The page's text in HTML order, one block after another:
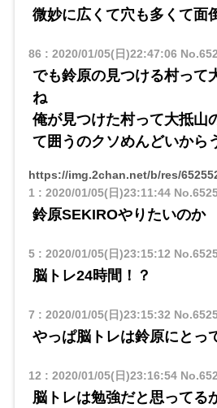
微妙に広くて穴も多くて面
86 : 2020/01/05(日)22:47:06
でも鈴原の見つける村って
ね
俺が見つけた村って大抵山
て囲うのクソめんどいから
https://img.2chan.net/b/res/
1: 2020/01/05(日)23:11:44
鈴原SEKIROやりたいのか
5: 2020/01/05(日)23:15:12
脳トレ24時間！？
7 : 2020/01/05(日)23:15:32
やっぱ脳トレは鈴原にとっ
12 : 2020/01/05(日)23:16:54
脳トレは勉強だと思ってる